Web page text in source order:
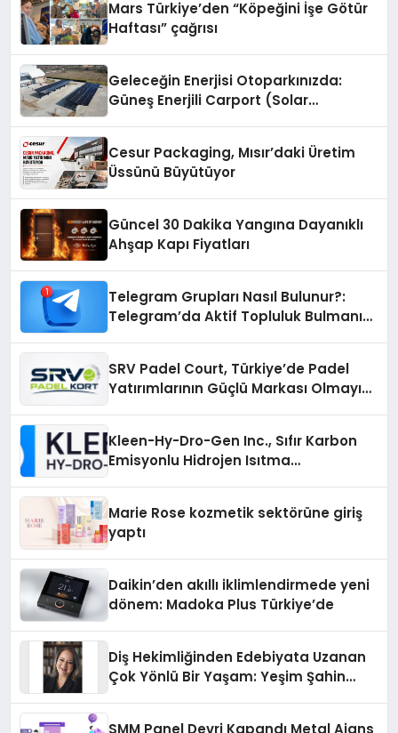
Mars Türkiye’den “Köpeğini İşe Götür
Haftası” çağrısı
Geleceğin Enerjisi Otoparkınızda:
Güneş Enerjili Carport (Solar
Cesur Packaging, Mısır’daki Üretim
Üssünü Büyütüyor
Güncel 30 Dakika Yangına Dayanıklı
Ahşap Kapı Fiyatları
Telegram Grupları Nasıl Bulunur?:
Telegram’da Aktif Topluluk Bulmanın
SRV Padel Court, Türkiye’de Padel
Yatırımlarının Güçlü Markası Olmayı
Kleen-Hy-Dro-Gen Inc., Sıfır Karbon
Emisyonlu Hidrojen Isıtma
Marie Rose kozmetik sektörüne giriş
yaptı
Daikin’den akıllı iklimlendirmede yeni
dönem: Madoka Plus Türkiye’de
Diş Hekimliğinden Edebiyata Uzanan
Çok Yönlü Bir Yaşam: Yeşim Şahin
SMM Panel Devri Kapandı Metal Ajans